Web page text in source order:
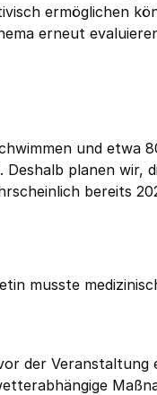
ermöglichen
erneut
und etwa
planen wir,
bereits
musste
der